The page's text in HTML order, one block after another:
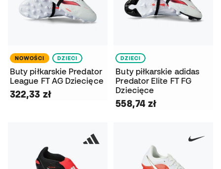
NOWOŚCI DZIECI
Buty piłkarskie Predator
League FT AG Dziecięce
322,33 zł
DZIECI
Buty piłkarskie adidas
Predator Elite FT FG
Dziecięce
558,74 zł